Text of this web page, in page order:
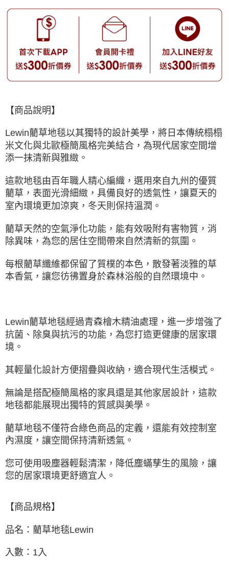
【商品說明】
Lewin藺草地毯以其獨特的設計美學，將日本傳統榻榻
米文化與北歐極簡風格完美結合，為現代居家空間增
添一抹清新與雅緻。
這款地毯由百年職人精心編織，選用來自九州的優質
藺草，表面光滑細緻，具備良好的透氣性，讓夏天的
室內環境更加涼爽，冬天則保持溫潤。
藺草天然的空氣淨化功能，能有效吸附有害物質，消
除異味，為您的居住空間帶來自然清新的氛圍。
每根藺草纖維都保留了質樸的本色，散發著淡雅的草
本香氣，讓您彷彿置身於森林浴般的自然環境中。
Lewin藺草地毯經過青森檜木精油處理，進一步增強了
抗菌、除臭與抗污的功能，為您打造更健康的居家環
境。
其輕量化設計方便摺疊與收納，適合現代生活模式。
無論是搭配極簡風格的家具還是其他家居設計，這款
地毯都能展現出獨特的質感與美學。
藺草地毯不僅符合綠色商品的定義，還能有效控制室
內濕度，讓空間保持清新透氣。
您可使用吸塵器輕鬆清潔，降低塵蟎孳生的風險，讓
您的居家環境更舒適宜人。
【商品規格】
品名：藺草地毯Lewin
入數：1入